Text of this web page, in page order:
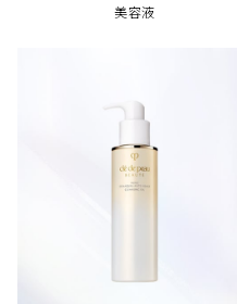
美容液